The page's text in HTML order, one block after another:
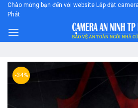
Skip
content
Chào mừng bạn đến với website Lắp đặt
Phát
-34%